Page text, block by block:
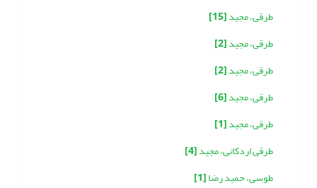
طرقی، مجید[15]
طرقی، مجید[2]
طرقی، مجید[2]
طرقی، مجید[6]
طرقی، مجید[1]
طرقی اردکانی، مجید[4]
طوسی، حمید رضا[1]